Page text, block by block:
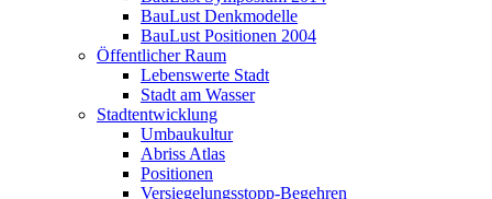
BauLust Denkmodelle
BauLust Positionen 2004
Öffentlicher Raum
Lebenswerte Stadt
Stadt am Wasser
Stadtentwicklung
Umbaukultur
Abriss Atlas
Positionen
Versiegelungsstopp-Begehren